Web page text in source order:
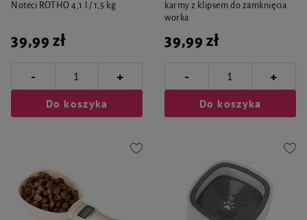
Noteci ROTHO 4,1 l / 1,5 kg
39,99 zł
- +
Do koszyka
karmy z klipsem do zamknięcia
worka
39,99 zł
- +
Do koszyka